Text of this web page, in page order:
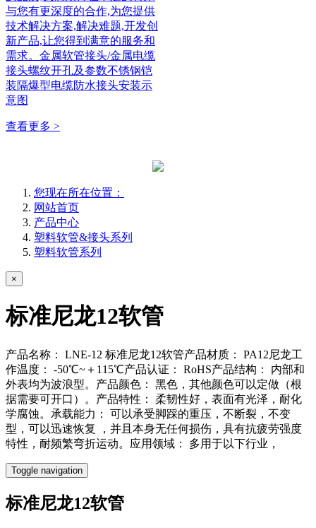
与您有更深度的合作,为您提供
技术解决方案,解决难题,开发创
新产品,让您得到满意的服务和
需求。金属软管接头/金属电缆
接头螺纹开孔及参数不锈钢铠
装隔爆型电缆防水接头安装示
意图
查看更多 >
您现在所在位置：
网站首页
产品中心
塑料软管&接头系列
塑料软管系列
×
标准尼龙12软管
产品名称： LNE-12 标准尼龙12软管产品材质： PA12尼龙工
作温度： -50℃~＋115℃产品认证： RoHS产品结构： 内部和
外表均为波浪型。产品颜色： 黑色，其他颜色可以定做（根
据需要可开口）。产品特性： 柔韧性好，表面有光泽，耐化
学腐蚀。承载能力： 可以承受脚踩的重压，不断裂，不变
型，可以迅速恢复 ，并且本身无任何损伤，具有抗疲劳强度
特性，耐频繁弯折运动。应用领域： 多用于以下行业，
Toggle navigation
标准尼龙12软管